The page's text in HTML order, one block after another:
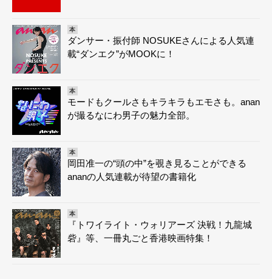
本
ダンサー・振付師 NOSUKEさんによる人気連
載“ダンエク”がMOOKに！
本
モードもクールさもキラキラもエモさも。anan
が撮るなにわ男子の魅力全部。
本
岡田准一の“頭の中”を覗き見ることができる
ananの人気連載が待望の書籍化
本
『トワイライト・ウォリアーズ 決戦！九龍城
砦』等、一冊丸ごと香港映画特集！